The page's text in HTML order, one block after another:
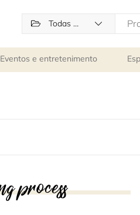
Todas as categorias
Eventos e entretenimento